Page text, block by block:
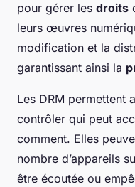
pour gérer les droits
leurs œuvres
modification et la
garantissant ainsi la
Les DRM permettent
contrôler qui peut
comment. Elles
nombre d’appareils
être écoutée ou